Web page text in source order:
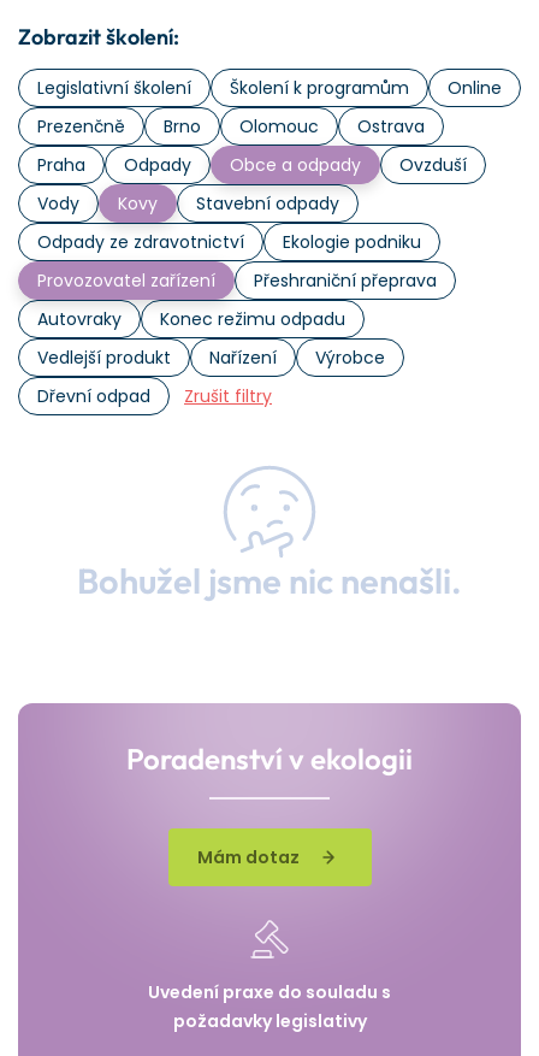
Zobrazit školení:
Legislativní školení Školení k programům
Online
Prezenčně
Brno Olomouc
Ostrava
Praha
Odpady Obce a odpady
Ovzduší
Vody
Kovy
Stavební odpady
Odpady ze zdravotnictví
Ekologie podniku
Provozovatel zařízení
Přeshraniční přeprava
Autovraky
Konec režimu odpadu
Vedlejší produkt
Nařízení
Výrobce
Dřevní odpad
Zrušit filtry
Bohužel jsme nic nenašli.
Poradenství v ekologii
Mám dotaz
Uvedení praxe do souladu s
požadavky legislativy